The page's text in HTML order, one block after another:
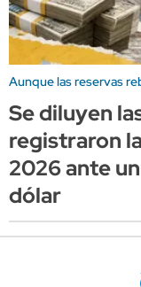
Aunque las reservas
Se diluyen
registraron
2026 ante
dólar